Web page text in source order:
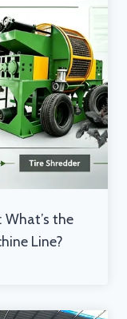
What’s the
Line?